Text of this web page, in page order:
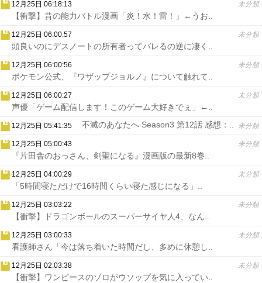
12月25日 06:18:13 未分類
【衝撃】昔の能力バトル漫画「炎！水！雷！」←うお..
12月25日 06:00:57 未分類
頭良いのにデスノートの所有者ってバレるの逆に凄く..
12月25日 06:00:56 未分類
ポケモン公式、『ワザップジョルノ』について触れて..
12月25日 06:00:27 未分類
声優「ゲーム配信します！このゲーム大好きでぇ」←..
12月25日 05:41:35 未分類
不滅のあなたへ Season3 第12話 感想：..
12月25日 05:00:43 未分類
『片田舎のおっさん、剣聖になる』漫画版の最新8巻..
12月25日 04:00:29 未分類
「5時間寝ただけで16時間くらい寝た感じになる」..
12月25日 03:03:22 未分類
【衝撃】ドラゴンボールのスーパーサイヤ人4、なん..
12月25日 03:00:33 未分類
看護師さん「今は落ち着いた時間だし、多めに休憩し..
12月25日 02:03:38 未分類
【衝撃】ワンピースのゾロがウソップを気に入ってい..